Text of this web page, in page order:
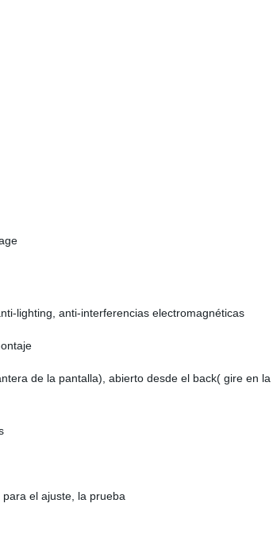
lighting, anti-interferencias electromagnéticas
de la pantalla), abierto desde el back( gire en
el ajuste, la prueba